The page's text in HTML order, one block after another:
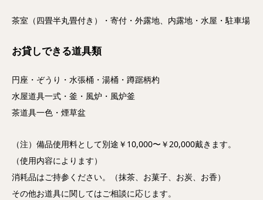
茶室（四畳半丸畳付き）・寄付・外露地、内露地・水屋・駐車場
お貸しできる道具類
円座・ぞうり・水張桶・湯桶・蹲踞柄杓
水屋道具一式・釜・風炉・風炉釜
茶道具一色・煙草盆
（注）備品使用料として別途￥10,000〜￥20,000戴きます。
（使用内容によります）
消耗品はご持参ください。（抹茶、お菓子、お炭、お香）
その他お道具に関してはご相談に応じます。